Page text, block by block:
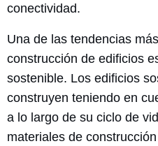
conectividad.
Una de las tendencias
construcción de edificios
sostenible. Los edificios
construyen teniendo en
a lo largo de su ciclo de
materiales de